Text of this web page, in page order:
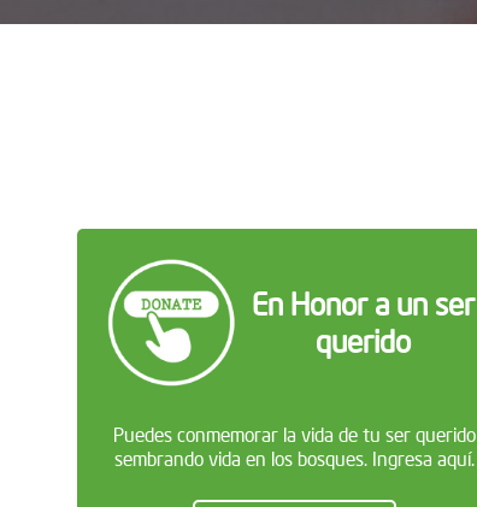
En Honor a un ser
querido
Puedes conmemorar la vida de tu ser querido
sembrando vida en los bosques. Ingresa aquí.